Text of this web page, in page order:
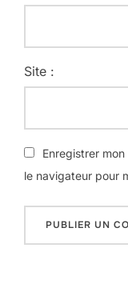
Site :
Enregistrer
le navigateur pour